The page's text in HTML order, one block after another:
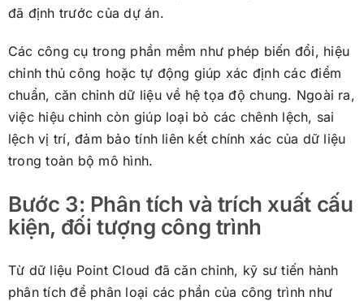
đã định trước của dự án.
Các công cụ trong phần mềm như phép biến đổi, hiệu
chỉnh thủ công hoặc tự động giúp xác định các điểm
chuẩn, căn chỉnh dữ liệu về hệ tọa độ chung. Ngoài ra,
việc hiệu chỉnh còn giúp loại bỏ các chênh lệch, sai
lệch vị trí, đảm bảo tính liên kết chính xác của dữ liệu
trong toàn bộ mô hình.
Bước 3: Phân tích và trích xuất cấu
kiện, đối tượng công trình
Từ dữ liệu Point Cloud đã căn chỉnh, kỹ sư tiến hành
phân tích để phân loại các phần của công trình như